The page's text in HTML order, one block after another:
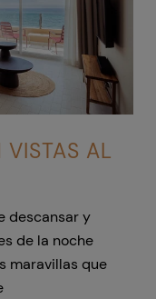
AL
descansar y
de la noche
maravillas que